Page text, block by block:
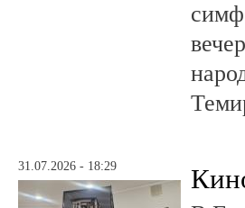
31.07.2026 - 18:29